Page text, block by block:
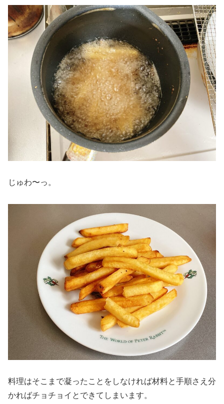
じゅわ〜っ。
料理はそこまで凝ったことをしなければ材料と手順さえ分
かればチョチョイとできてしまいます。